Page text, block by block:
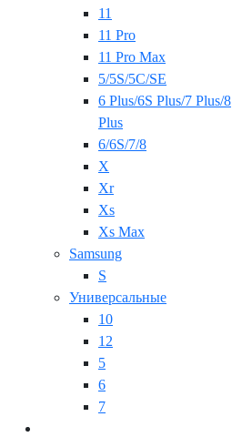
11
11 Pro
11 Pro Max
5/5S/5C/SE
6 Plus/6S Plus/7 Plus/8
Plus
6/6S/7/8
X
Xr
Xs
Xs Max
Samsung
S
Универсальные
10
12
5
6
7